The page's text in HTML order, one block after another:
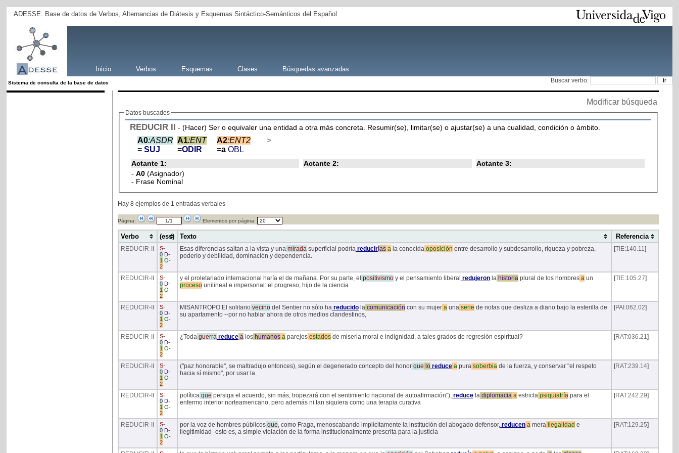
ADESSE: Base de datos de Verbos, Alternancias de Diátesis y Esquemas Sintáctico-Semánticos del Español
Inicio Verbos Esquemas Clases Búsquedas avanzadas
Sistema de consulta de la base de datos Buscar verbo:
Modificar búsqueda
Datos buscados
REDUCIR II - (Hacer) Ser o equivaler una entidad a otra más concreta. Resumir(se), limitar(se) o ajustar(se) a una cualidad, condición o ámbito.
A0:ASDR
= SUJ
A1:ENT
=ODIR
A2:ENT2
=a OBL
>
Actante 1:
- A0 (Asignador)
- Frase Nominal
Actante 2: Actante 3:
Hay 8 ejemplos de 1 entradas verbales
Página: Elementos por página:
Verbo (ess) Texto Referencia
REDUCIR-II S-
0 D-
1 O-
2
Esas diferencias saltan a la vista y unamiradasuperficial podríareducirlasala conocidaoposición entre desarrollo y subdesarrollo, riqueza y pobreza,
poderío y debilidad, dominación y dependencia.
[TIE:140.11]
REDUCIR-II S-
0 D-
1 O-
2
y el proletariado internacional haría el de mañana. Por su parte, el positivismoy el pensamiento liberal redujeronlahistoriaplural de los hombresaun
procesounilineal e impersonal: el progreso, hijo de la ciencia
[TIE:105.27]
REDUCIR-II S-
0 D-
1 O-
2
MISANTROPO El solitariovecinodel Sentier no sólo hareducidolacomunicación con su mujeraunaserie de notas que desliza a diario bajo la esterilla de
su apartamento --por no hablar ahora de otros medios clandestinos,
[PAI:062.02]
REDUCIR-II S-
0 D-
1 O-
2
¿Todaguerrareducealoshumanosaparejosestadosde miseria moral e indignidad, a tales grados de regresión espiritual? [RAT:036.21]
REDUCIR-II S-
0 D-
1 O-
2
("paz honorable", se maltradujo entonces), según el degenerado concepto del honorque loreduceapurasoberbiade la fuerza, y conservar "el respeto
hacia sí mismo", por usar la
[RAT:239.14]
REDUCIR-II S-
0 D-
1 O-
2
políticaque persiga el acuerdo, sin más, tropezará con el sentimiento nacional de autoafirmación"),reduceladiplomaciaaestrictapsiquiatríapara el
enfermo interior norteamericano, pero además ni tan siquiera como una terapia curativa
[RAT:242.29]
REDUCIR-II S-
0 D-
1 O-
2
por la voz de hombres públicosque, como Fraga, menoscabando implícitamente la institución del abogado defensor,reducenamerailegalidad e
ilegitimidad -esto es, a simple violación de la forma institucionalmente prescrita para la justicia
[RAT:129.25]